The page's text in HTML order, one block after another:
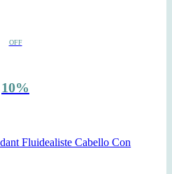
OFF
10%
Fluidealiste Cabello Con